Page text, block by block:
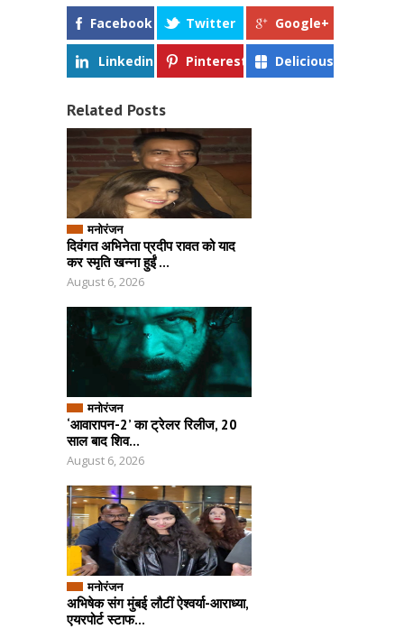
Facebook Twitter Google+
Linkedin Pinterest Delicious
Related Posts
मनोरंजन
दिवंगत अभिनेता प्रदीप रावत को याद
कर स्मृति खन्ना हुईं ...
August 6, 2026
मनोरंजन
‘आवारापन-2’ का ट्रेलर रिलीज, 20
साल बाद शिव...
August 6, 2026
मनोरंजन
अभिषेक संग मुंबई लौटीं ऐश्वर्या-आराध्या,
एयरपोर्ट स्टाफ...